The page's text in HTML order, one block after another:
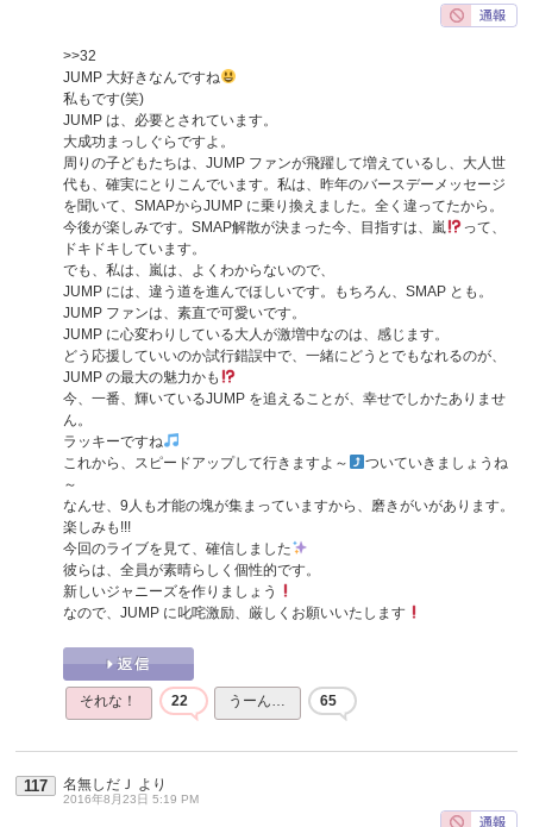
>>32
JUMP 大好きなんですね
私もです(笑)
JUMP は、必要とされています。
大成功まっしぐらですよ。
周りの子どもたちは、JUMP ファンが飛躍して増えているし、大人世
代も、確実にとりこんでいます。私は、昨年のバースデーメッセージ
を聞いて、SMAPからJUMP に乗り換えました。全く違ってたから。
今後が楽しみです。SMAP解散が決まった今、目指すは、嵐
って、
ドキドキしています。
でも、私は、嵐は、よくわからないので、
JUMP には、違う道を進んでほしいです。もちろん、SMAP とも。
JUMP ファンは、素直で可愛いです。
JUMP に心変わりしている大人が激増中なのは、感じます。
どう応援していいのか試行錯誤中で、一緒にどうとでもなれるのが、
JUMP の最大の魅力かも
今、一番、輝いているJUMP を追えることが、幸せでしかたありませ
ん。
ラッキーですね
これから、スピードアップして行きますよ～
ついていきましょうね
～
なんせ、9人も才能の塊が集まっていますから、磨きがいがあります。
楽しみも!!!
今回のライブを見て、確信しました
彼らは、全員が素晴らしく個性的です。
新しいジャニーズを作りましょう
なので、JUMP に叱咤激励、厳しくお願いいたします
それな！ 22 うーん… 65
117 名無しだＪ より
2016年8月23日 5:19 PM